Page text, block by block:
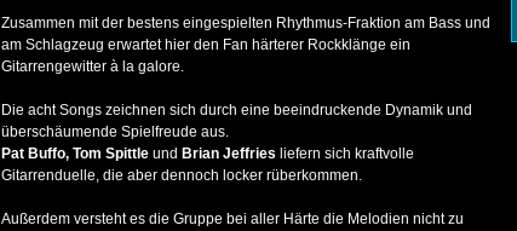
Zusammen mit der bestens eingespielten Rhythmus-Fraktion am Bass und
am Schlagzeug erwartet hier den Fan härterer Rockklänge ein
Gitarrengewitter à la galore.
Die acht Songs zeichnen sich durch eine beeindruckende Dynamik und
überschäumende Spielfreude aus.
Pat Buffo, Tom Spittle und Brian Jeffries liefern sich kraftvolle
Gitarrenduelle, die aber dennoch locker rüberkommen.
Außerdem versteht es die Gruppe bei aller Härte die Melodien nicht zu